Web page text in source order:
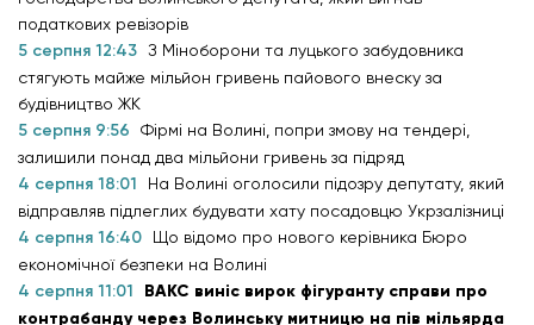
податкових ревізорів
5 серпня 12:43 З Міноборони та луцького забудовника
стягують майже мільйон гривень пайового внеску за
будівництво ЖК
5 серпня 9:56
Фірмі на Волині, попри змову на тендері,
залишили понад два мільйони гривень за підряд
4 серпня 18:01
На Волині оголосили підозру депутату, який
відправляв підлеглих будувати хату посадовцю Укрзалізниці
4 серпня 16:40
Що відомо про нового керівника Бюро
економічної безпеки на Волині
4 серпня 11:01
ВАКС виніс вирок фігуранту справи про
контрабанду через Волинську митницю на пів мільярда